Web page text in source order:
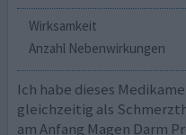
Wirksamkeit
Anzahl Nebenwirkungen
Ich habe dieses
gleichzeitig als
am Anfang Magen Darm